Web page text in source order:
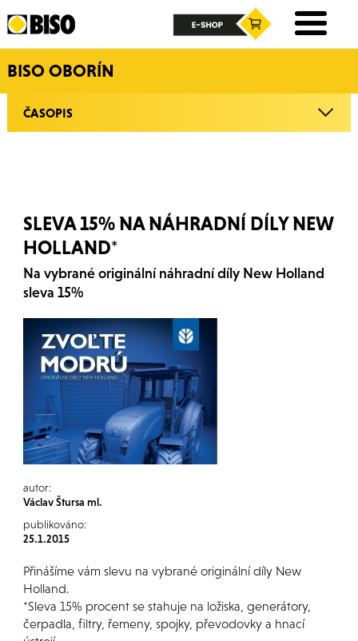
BISO OBORÍN
ČASOPIS
SLEVA 15% NA NÁHRADNÍ DÍLY NEW
HOLLAND*
Na vybrané originální náhradní díly New Holland
sleva 15%
autor:
Václav Štursa ml.
publikováno:
25.1.2015
Přinášíme vám slevu na vybrané originální díly New
Holland.
*Sleva 15% procent se stahuje na ložiska, generátory,
čerpadla, filtry, řemeny, spojky, převodovky a hnací